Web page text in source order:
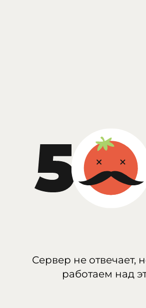
Сервер не отвечает,
работаем над